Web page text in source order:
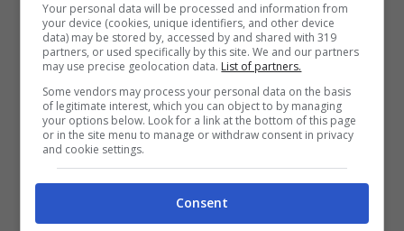
Giacomo Raspadori – Stopandgoal.com (La Presse)
Your personal data will be processed and information from
your device (cookies, unique identifiers, and other device
data) may be stored by, accessed by and shared with 319
partners, or used specifically by this site. We and our partners
may use precise geolocation data. List of partners.
Some vendors may process your personal data on the basis
of legitimate interest, which you can object to by managing
your options below. Look for a link at the bottom of this page
or in the site menu to manage or withdraw consent in privacy
and cookie settings.
Consent